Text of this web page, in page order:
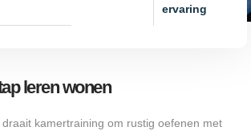
ervaring
leren wonen
kamertraining om rustig oefenen met